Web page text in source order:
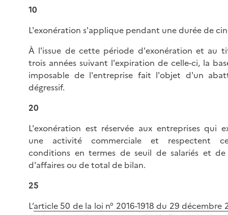
10
L'exonération s'applique pendant une durée de
À l'issue de cette période d'exonération et au
trois années suivant l'expiration de celle-ci, la
imposable de l'entreprise fait l'objet d'un
dégressif.
20
L'exonération est réservée aux entreprises qui
une activité commerciale et respectent
conditions en termes de seuil de salariés et
d'affaires ou de total de bilan.
25
L’article 50 de la loi n° 2016-1918 du 29 décembre